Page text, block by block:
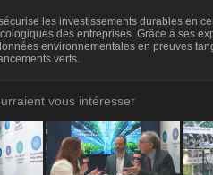
iframe>
les investissements durables en
des entreprises. Grâce à ses
environnementales en preuves
verts.
vous intéresser